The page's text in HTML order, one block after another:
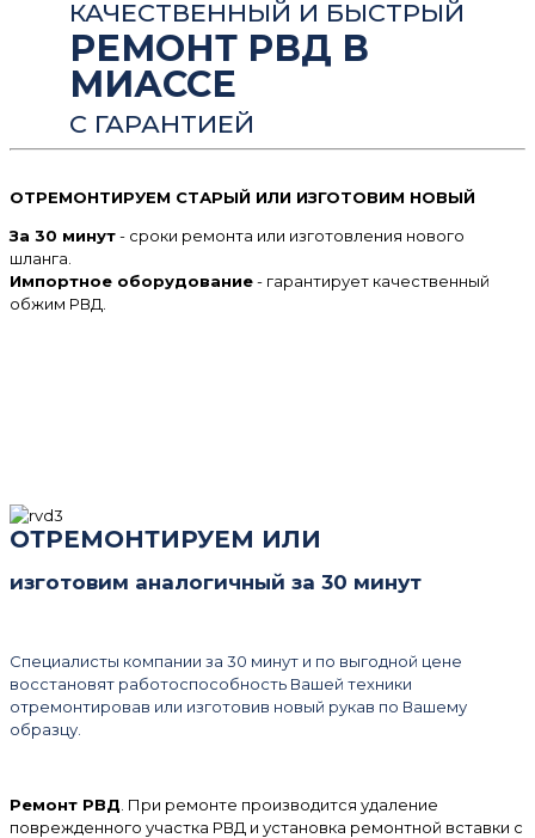
КАЧЕСТВЕННЫЙ И БЫСТРЫЙ
РЕМОНТ РВД В
МИАССЕ
С ГАРАНТИЕЙ
ОТРЕМОНТИРУЕМ СТАРЫЙ ИЛИ ИЗГОТОВИМ НОВЫЙ
За 30 минут- сроки ремонта или изготовления нового
шланга.
Импортное оборудование- гарантирует качественный
обжим РВД.
ОТРЕМОНТИРУЕМ ИЛИ
изготовим аналогичный за 30 минут
Специалисты компании за 30 минут и по выгодной цене
восстановят работоспособность Вашей техники
отремонтировав или изготовив новый рукав по Вашему
образцу.
Ремонт РВД . При ремонте производится удаление
поврежденного участка РВД и установка ремонтной вставки с